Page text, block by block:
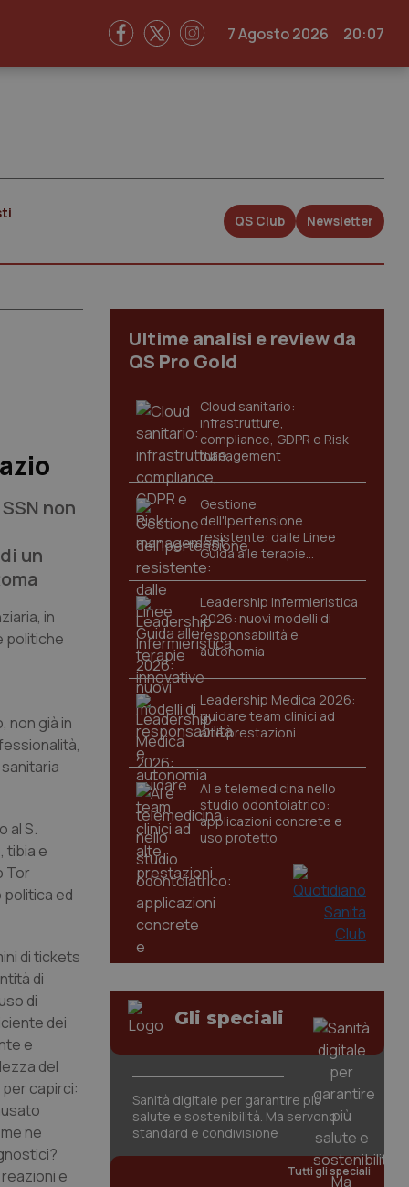
7 Agosto 2026 20:07
QS Club Newsletter
non
un
in
politiche
non già in
al S.
tibia e
Tor
politica ed
di tickets
di
di
dei
e
del
capirci:
ne
e
Ultime analisi e review da
QS Pro Gold
Cloud sanitario:
infrastrutture,
compliance, GDPR e Risk
management
Gestione
dell'Ipertensione
resistente: dalle Linee
Guida alle terapie
innovative
Leadership Infermieristica
2026: nuovi modelli di
responsabilità e
autonomia
Leadership Medica 2026:
guidare team clinici ad
alte prestazioni
AI e telemedicina nello
studio odontoiatrico:
applicazioni concrete e
uso protetto
Gli speciali
Sanità digitale per garantire più
salute e sostenibilità. Ma servono
standard e condivisione
Tutti gli speciali